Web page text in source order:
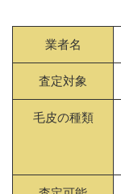
業者名
査定対象
毛皮の種類